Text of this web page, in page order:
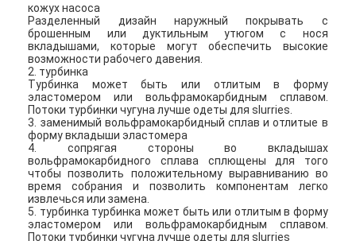
кожух насоса
Разделенный дизайн наружный покрывать с
брошенным или дуктильным утюгом с нося
вкладышами, которые могут обеспечить высокие
возможности рабочего давения.
2. турбинка
Турбинка может быть или отлитым в форму
эластомером или вольфрамокарбидным сплавом.
Потоки турбинки чугуна лучше одеты для slurries.
3. заменимый вольфрамокарбидный сплав и отлитые в
форму вкладыши эластомера
4. сопрягая стороны во вкладышах
вольфрамокарбидного сплава сплющены для того
чтобы позволить положительному выравниванию во
время собрания и позволить компонентам легко
извлечься или замена.
5. турбинка турбинка может быть или отлитым в форму
эластомером или вольфрамокарбидным сплавом.
Потоки турбинки чугуна лучше одеты для slurries